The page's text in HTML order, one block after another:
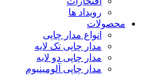
رویداد ها
محصولات
انواع مدار چاپی
مدار چاپی تک لایه
مدار چاپی دو لایه
مدار چاپی آلومینیوم